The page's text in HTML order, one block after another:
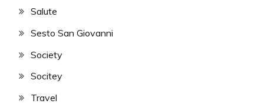
Salute
Sesto San Giovanni
Society
Socitey
Travel